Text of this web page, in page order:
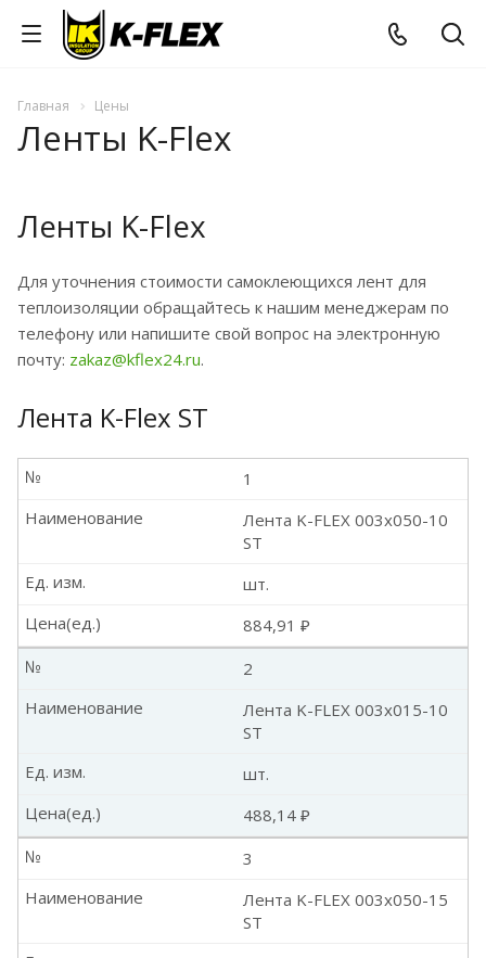
Главная Цены
Ленты K-Flex
Ленты K-Flex
Для уточнения стоимости самоклеющихся лент для
теплоизоляции обращайтесь к нашим менеджерам по
телефону или напишите свой вопрос на электронную
почту: zakaz@kflex24.ru.
Лента K-Flex ST
1
№
Лента K-FLEX 003x050-10
ST
Наименование
шт.
Ед. изм.
884,91 ₽
Цена(ед.)
2
№
Лента K-FLEX 003x015-10
ST
Наименование
шт.
Ед. изм.
488,14 ₽
Цена(ед.)
3
№
Лента K-FLEX 003x050-15
ST
Наименование